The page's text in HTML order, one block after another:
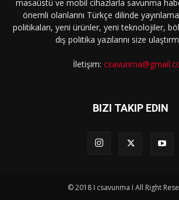
masaüstü ve mobil cihazlarla savunma
önemli olanlarını Türkçe dilinde
politikaları, yeni ürünler, yeni teknolojiler,
dış politika yazılarını size
İletişim:
BIZI TAKIP EDIN
© 2018 I csavunma I All Right